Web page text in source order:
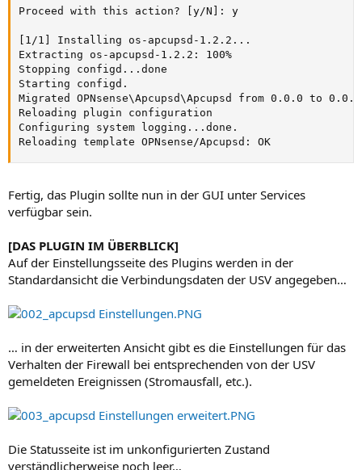
Proceed with this action? [y/N]: y
[1/1] Installing os-apcupsd-1.2.2...
Extracting os-apcupsd-1.2.2: 100%
Stopping configd...done
Starting configd.
Migrated OPNsense\Apcupsd\Apcupsd from 0.0.0 to 0.0.2
Reloading plugin configuration
Configuring system logging...done.
Reloading template OPNsense/Apcupsd: OK
Fertig, das Plugin sollte nun in der GUI unter Services
verfügbar sein.
[DAS PLUGIN IM ÜBERBLICK]
Auf der Einstellungsseite des Plugins werden in der
Standardansicht die Verbindungsdaten der USV angegeben…
… in der erweiterten Ansicht gibt es die Einstellungen für das
Verhalten der Firewall bei entsprechenden von der USV
gemeldeten Ereignissen (Stromausfall, etc.).
Die Statusseite ist im unkonfigurierten Zustand
verständlicherweise noch leer…